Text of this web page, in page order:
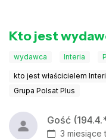
Kto jest
wydawca Interia
kto jest właścicielem
Grupa Polsat Plus
Gość
3 miesiące